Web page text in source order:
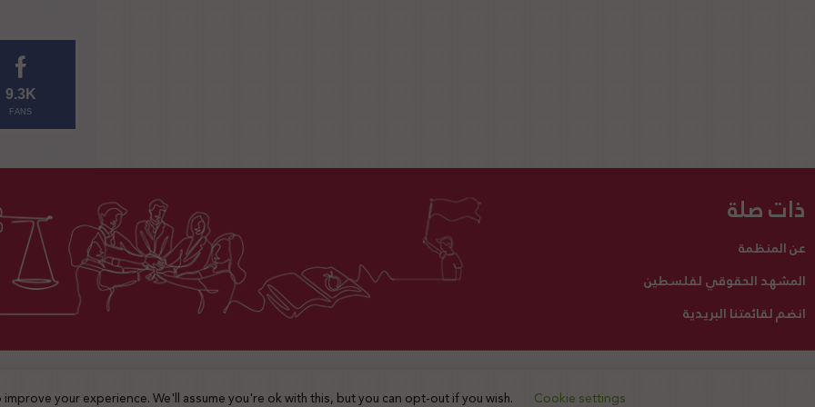
9.3K
FANS
ذات صلة
عن المنظمة
المشهد الحقوقي لفلسطين
انضم لقائمتنا البريدية
اتصل بنا تبرع لنا 2025 © جميع الحقوق محفوظة
your experience. We'll assume you're ok with this, but you can opt-out if you wish. Cookie settings